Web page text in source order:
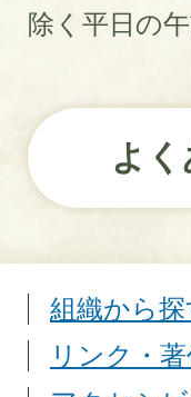
除く平日の
よ
組織から探
リンク・